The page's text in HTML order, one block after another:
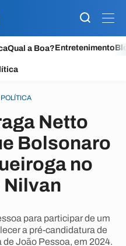
Qual a Boa?Entretenimento
Netto
Bolsonaro
no
Nilvan
para participar de um
a pré-candidatura de
João Pessoa, em 2024.